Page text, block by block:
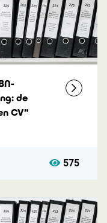
de
CV”
575